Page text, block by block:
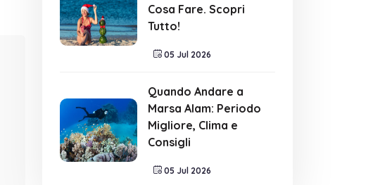
Cosa Fare. Scopri
Tutto!
05 Jul 2026
Quando Andare a
Marsa Alam: Periodo
Migliore, Clima e
Consigli
05 Jul 2026